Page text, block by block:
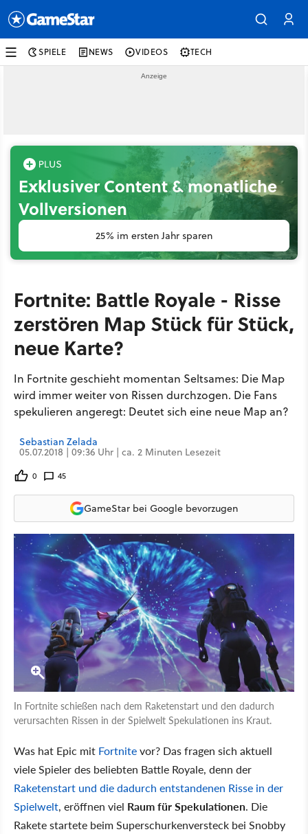
SPIELE NEWS VIDEOS TECH
Exklusiver Content & monatliche
Vollversionen
25% im ersten Jahr sparen
Fortnite: Battle Royale - Risse
zerstören Map Stück für Stück,
neue Karte?
In Fortnite geschieht momentan Seltsames: Die Map
wird immer weiter von Rissen durchzogen. Die Fans
spekulieren angeregt: Deutet sich eine neue Map an?
Sebastian Zelada
05.07.2018 | 09:36 Uhr | ca. 2 Minuten Lesezeit
0 45
GameStar bei Google bevorzugen
In Fortnite schießen nach dem Raketenstart und den dadurch
verursachten Rissen in der Spielwelt Spekulationen ins Kraut.
Was hat Epic mit Fortnitevor? Das fragen sich aktuell
viele Spieler des beliebten Battle Royale, denn der
Raketenstart und die dadurch entstandenen Risse in der
Spielwelt, eröffnen viel Raum für Spekulationen. Die
Rakete startete beim Superschurkenversteck bei Snobby